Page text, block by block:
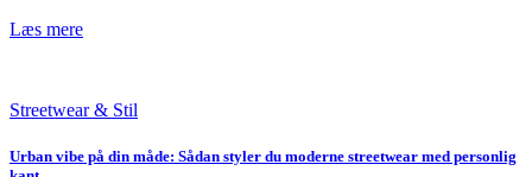
Læs mere
Streetwear & Stil
Urban vibe på din måde: Sådan styler du moderne streetwear med personlig